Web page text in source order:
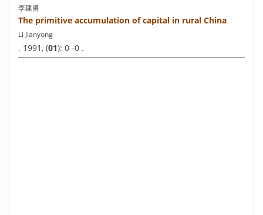
李建勇
The primitive accumulation of capital in rural China
Li Jianyong
. 1991, (01): 0 -0 .